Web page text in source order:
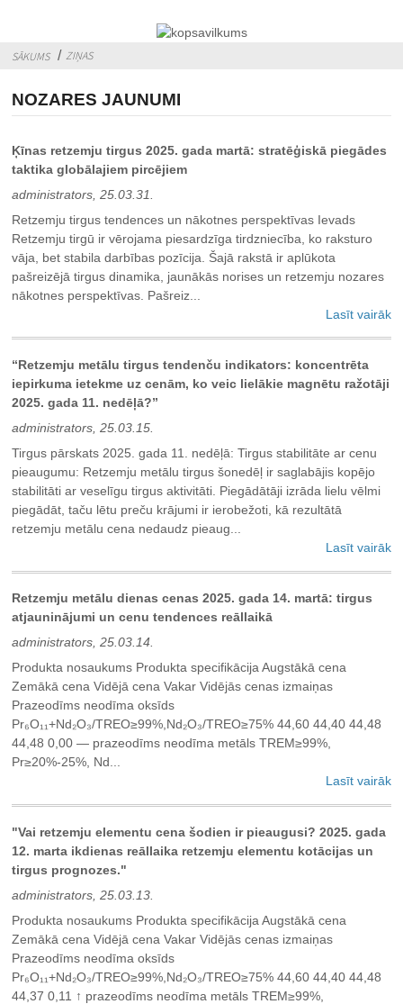
SĀKUMS ZIŅAS
NOZARES JAUNUMI
Ķīnas retzemju tirgus 2025. gada martā: stratēģiskā piegādes
taktika globālajiem pircējiem
administrators, 25.03.31.
Retzemju tirgus tendences un nākotnes perspektīvas Ievads
Retzemju tirgū ir vērojama piesardzīga tirdzniecība, ko raksturo
vāja, bet stabila darbības pozīcija. Šajā rakstā ir aplūkota
pašreizējā tirgus dinamika, jaunākās norises un retzemju nozares
nākotnes perspektīvas. Pašreiz...
Lasīt vairāk
“Retzemju metālu tirgus tendenču indikators: koncentrēta
iepirkuma ietekme uz cenām, ko veic lielākie magnētu ražotāji
2025. gada 11. nedēļā?”
administrators, 25.03.15.
Tirgus pārskats 2025. gada 11. nedēļā: Tirgus stabilitāte ar cenu
pieaugumu: Retzemju metālu tirgus šonedēļ ir saglabājis kopējo
stabilitāti ar veselīgu tirgus aktivitāti. Piegādātāji izrāda lielu vēlmi
piegādāt, taču lētu preču krājumi ir ierobežoti, kā rezultātā
retzemju metālu cena nedaudz pieaug...
Lasīt vairāk
Retzemju metālu dienas cenas 2025. gada 14. martā: tirgus
atjauninājumi un cenu tendences reāllaikā
administrators, 25.03.14.
Produkta nosaukums Produkta specifikācija Augstākā cena
Zemākā cena Vidējā cena Vakar Vidējās cenas izmaiņas
Prazeodīms neodīma oksīds
Pr₆O₁₁+Nd₂O₃/TREO≥99%,Nd₂O₃/TREO≥75% 44,60 44,40 44,48
44,48 0,00 — prazeodīms neodīma metāls TREM≥99%,
Pr≥20%-25%, Nd...
Lasīt vairāk
"Vai retzemju elementu cena šodien ir pieaugusi? 2025. gada
12. marta ikdienas reāllaika retzemju elementu kotācijas un
tirgus prognozes."
administrators, 25.03.13.
Produkta nosaukums Produkta specifikācija Augstākā cena
Zemākā cena Vidējā cena Vakar Vidējās cenas izmaiņas
Prazeodīms neodīma oksīds
Pr₆O₁₁+Nd₂O₃/TREO≥99%,Nd₂O₃/TREO≥75% 44,60 44,40 44,48
44,37 0,11 ↑ prazeodīms neodīma metāls TREM≥99%,